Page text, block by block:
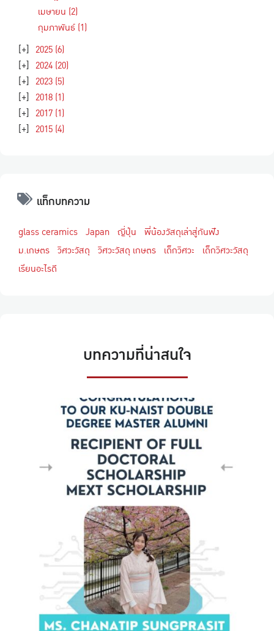
เมษายน (2)
กุมภาพันธ์ (1)
[+] 2025 (6)
[+] 2024 (20)
[+] 2023 (5)
[+] 2018 (1)
[+] 2017 (1)
[+] 2015 (4)
แท็กบทความ
glass ceramics Japan ญี่ปุ่น พี่น้องวัสดุเล่าสู่กันฟัง
ม.เกษตร วิศวะวัสดุ วิศวะวัสดุ เกษตร เด็กวิศวะ
เด็กวิศวะวัสดุ
เรียนอะไรดี
บทความที่น่าสนใจ